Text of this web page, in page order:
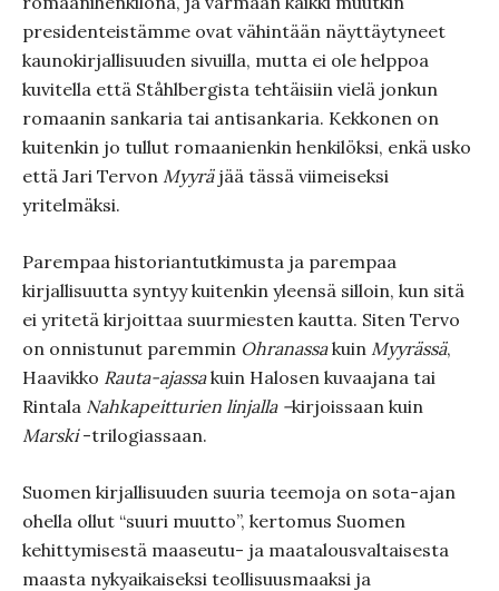
presidenteistämme ovat vähintään näyttäytyneet
kaunokirjallisuuden sivuilla, mutta ei ole helppoa
kuvitella että Ståhlbergista tehtäisiin vielä jonkun
romaanin sankaria tai antisankaria. Kekkonen on
kuitenkin jo tullut romaanienkin henkilöksi, enkä usko
että Jari Tervon Myyräjää tässä viimeiseksi
yritelmäksi.
Parempaa historiantutkimusta ja parempaa
kirjallisuutta syntyy kuitenkin yleensä silloin, kun sitä
ei yritetä kirjoittaa suurmiesten kautta. Siten Tervo
on onnistunut paremmin Ohranassakuin Myyrässä,
Haavikko Rauta-ajassakuin Halosen kuvaajana tai
Rintala Nahkapeitturien linjalla –kirjoissaan kuin
Marski-trilogiassaan.
Suomen kirjallisuuden suuria teemoja on sota-ajan
ohella ollut “suuri muutto”, kertomus Suomen
kehittymisestä maaseutu- ja maatalousvaltaisesta
maasta nykyaikaiseksi teollisuusmaaksi ja